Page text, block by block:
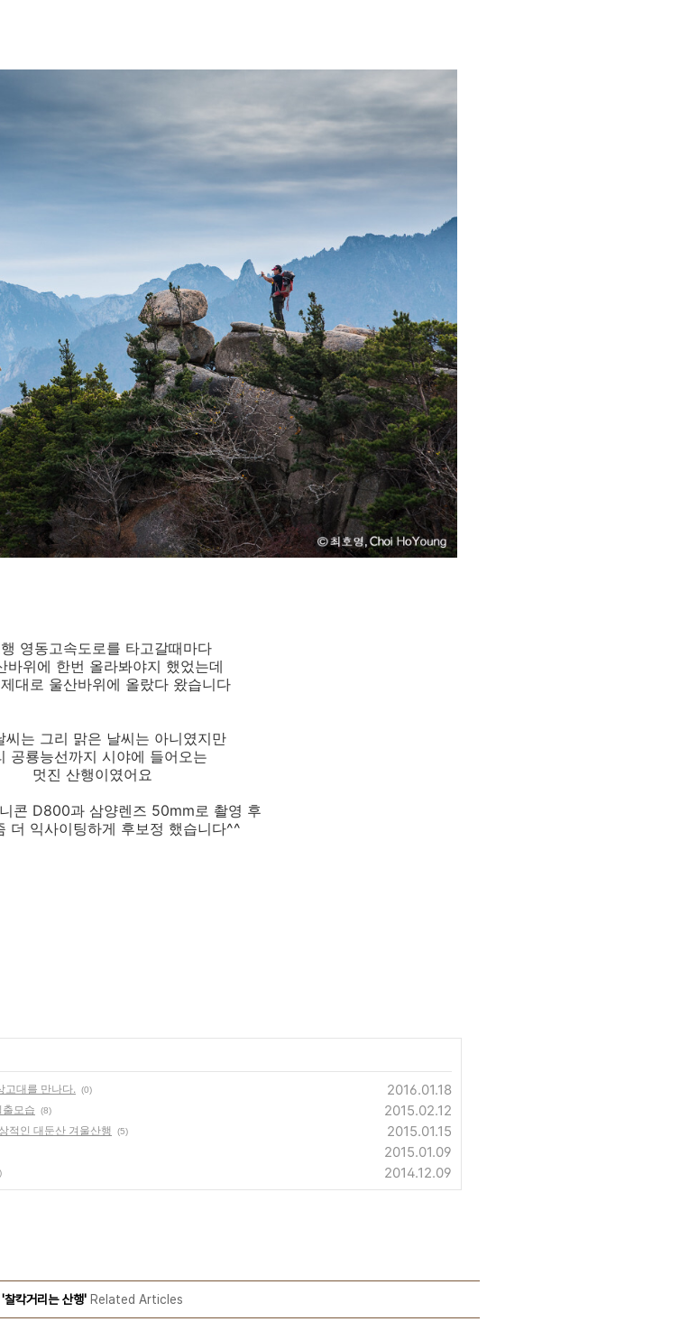
영동고속도로를 타고갈때마다
바위에 한번 올라봐야지 했었는데
대로 울산바위에 올랐다 왔습니다
씨는 그리 맑은 날씨는 아니였지만
공룡능선까지 시야에 들어오는
멋진 산행이였어요
콘 D800과 삼양렌즈 50mm로 촬영 후
더 익사이팅하게 후보정 했습니다^^
고대를 만나다. (0) 2016.01.18
모습 (8) 2015.02.12
적인 대둔산 겨울산행 (5) 2015.01.15
2015.01.09
2014.12.09
'찰칵거리는 산행'Related Articles